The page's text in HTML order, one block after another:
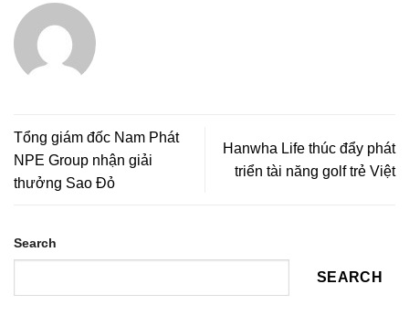
Tổng giám đốc Nam Phát
NPE Group nhận giải
thưởng Sao Đỏ
Hanwha Life thúc đẩy phát
triển tài năng golf trẻ Việt
Search
SEARCH